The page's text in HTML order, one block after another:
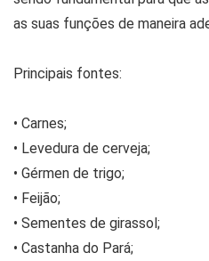
as suas funções de maneira
Principais fontes:
• Carnes;
• Levedura de cerveja;
• Gérmen de trigo;
• Feijão;
• Sementes de girassol;
• Castanha do Pará;